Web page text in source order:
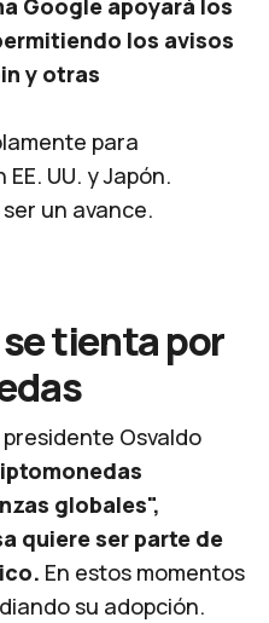
Google apoyará los
los avisos
y otras
para
UU. y Japón.
un avance.
tienta por
Osvaldo
globales",
quiere ser parte de
En estos momentos
su adopción.